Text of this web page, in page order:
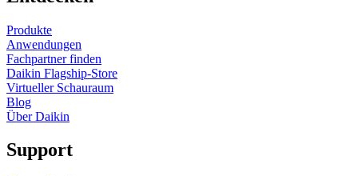
Produkte
Anwendungen
Fachpartner finden
Daikin Flagship-Store
Virtueller Schauraum
Blog
Über Daikin
Support